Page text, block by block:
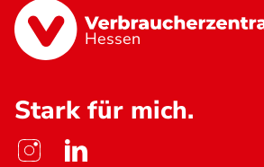
Hessen
Stark für mich.